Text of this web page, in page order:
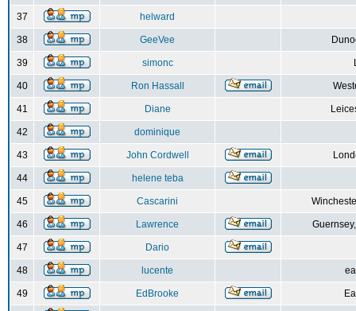
37 helward
38 GeeVee
39 simonc
40 Ron Hassall
41 Diane
42 dominique
43 John Cordwell
44 helene teba
45 Cascarini
46 Lawrence
47 Dario
48 lucente
49 EdBrooke